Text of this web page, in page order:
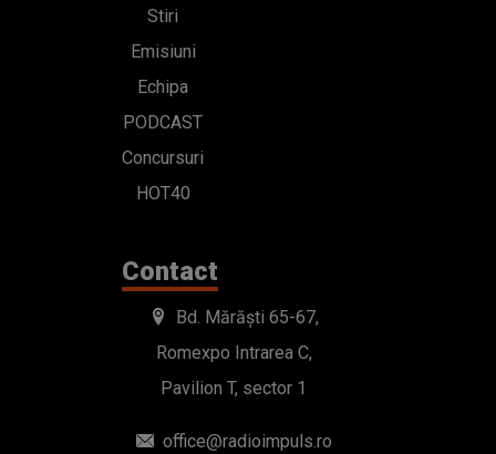
Stiri
Emisiuni
Echipa
PODCAST
Concursuri
HOT40
Contact
Bd. Mărăști 65-67,
Romexpo Intrarea C,
Pavilion T, sector 1
office@radioimpuls.ro